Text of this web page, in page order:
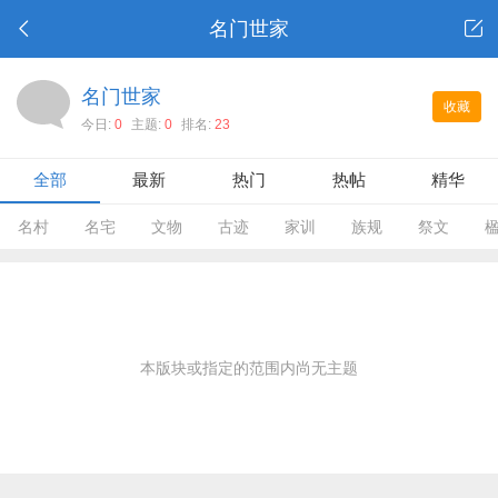
名门世家
收藏
名门世家
今日: 0 主题: 0 排名: 23
全部 最新 热门 热帖 精华
名村 名宅 文物 古迹 家训 族规 祭文
本版块或指定的范围内尚无主题